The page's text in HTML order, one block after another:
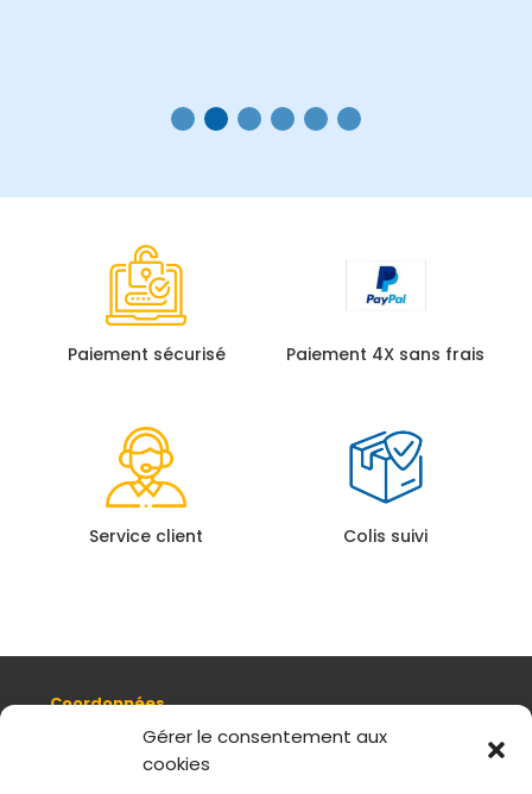
Gérer le consentement aux
cookies
Paiement sécurisé Paiement 4X sans frais
Service client Colis suivi
Coordonnées
8, quai Romain Rolland 69005 Lyon
+ 33 (0)4 78 42 55 04